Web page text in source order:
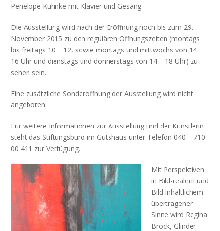
Penelope Kuhnke mit Klavier und Gesang.
Die Ausstellung wird nach der Eröffnung noch bis zum 29.
November 2015 zu den regulären Öffnungszeiten (montags
bis freitags 10 – 12, sowie montags und mittwochs von 14 –
16 Uhr und dienstags und donnerstags von 14 – 18 Uhr) zu
sehen sein.
Eine zusätzliche Sonderöffnung der Ausstellung wird nicht
angeboten.
Für weitere Informationen zur Ausstellung und der Künstlerin
steht das Stiftungsbüro im Gutshaus unter Telefon 040 – 710
00 411 zur Verfügung.
Mit Perspektiven
in Bild-realem und
Bild-inhaltlichem
übertragenen
Sinne wird Regina
Brock, Glinder